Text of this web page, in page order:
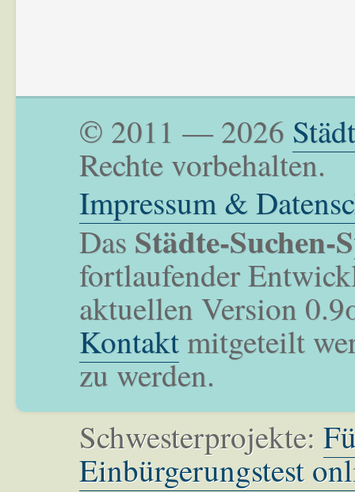
© 2011 — 2026
Rechte vorbehalten.
Impressum &
Das Städte-Suchen-
fortlaufender
aktuellen Version
Kontaktmitgeteilt
zu werden.
Schwesterprojekte:
Einbürgerungstest